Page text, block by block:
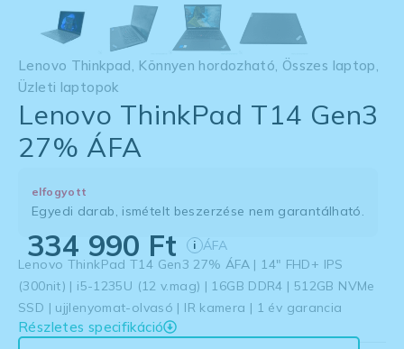
Lenovo Thinkpad, Könnyen hordozható, Összes laptop,
Üzleti laptopok
Lenovo ThinkPad T14 Gen3
27% ÁFA
elfogyott
Egyedi darab, ismételt beszerzése nem garantálható.
334 990 Ft i ÁFA
Lenovo ThinkPad T14 Gen3 27% ÁFA | 14″ FHD+ IPS
(300nit) | i5-1235U (12 v.mag) | 16GB DDR4 | 512GB NVMe
SSD | ujjlenyomat-olvasó | IR kamera | 1 év garancia
Részletes specifikáció